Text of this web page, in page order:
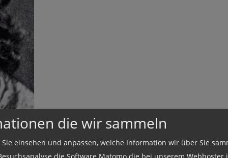
die wir sammeln
Sie einsehen und anpassen, welche Information wir über Sie